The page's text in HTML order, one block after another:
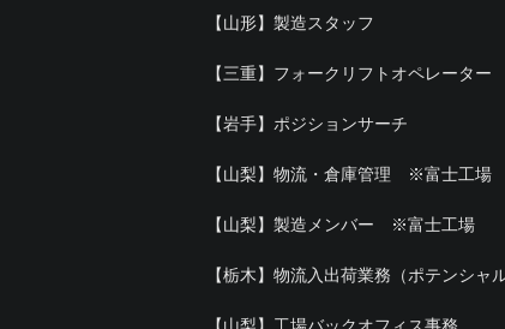
【山形】製造スタッフ
【三重】フォークリフトオペレーター
【岩手】ポジションサーチ
【山梨】物流・倉庫管理 ※富士工場
【山梨】製造メンバー ※富士工場
【栃木】物流入出荷業務（ポテンシャル